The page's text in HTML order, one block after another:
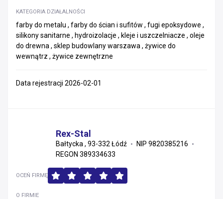
KATEGORIA DZIAŁALNOŚCI
farby do metalu , farby do ścian i sufitów , fugi epoksydowe ,
silikony sanitarne , hydroizolacje , kleje i uszczelniacze , oleje
do drewna , sklep budowlany warszawa , żywice do
wewnątrz , żywice zewnętrzne
Data rejestracji 2026-02-01
Rex-Stal
Bałtycka , 93-332 Łódź
NIP 9820385216
REGON 389334633
O FIRMIE
OCEŃ FIRMĘ